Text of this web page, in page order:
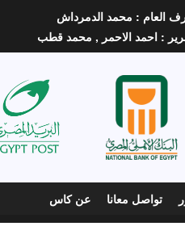
العام : محمد الدمرداش
: احمد الاحمر , محمد قطب
تواصل معانا عن كاس